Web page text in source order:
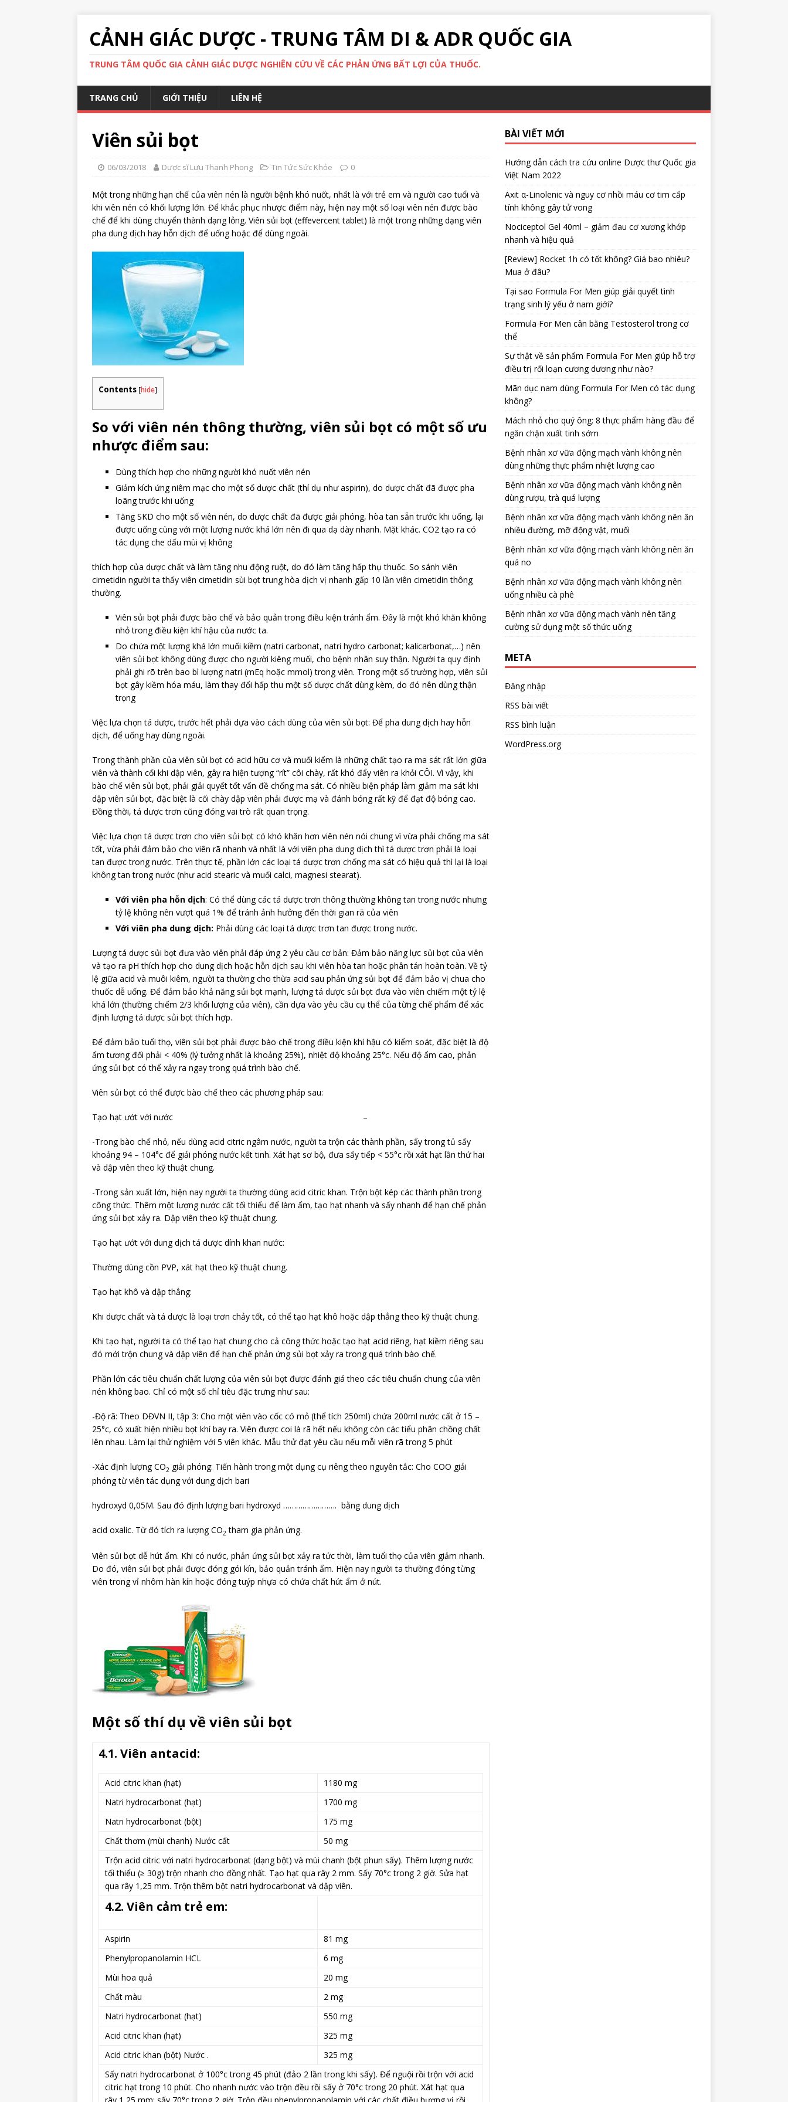
CẢNH GIÁC DƯỢC - TRUNG TÂM DI & ADR QUỐC GIA
TRUNG TÂM QUỐC GIA CẢNH GIÁC DƯỢC NGHIÊN CỨU VỀ CÁC PHẢN ỨNG BẤT LỢI CỦA THUỐC.
TRANG CHỦ GIỚI THIỆU LIÊN HỆ
Viên sủi bọt
06/03/2018 Dược sĩ Lưu Thanh Phong Tin Tức Sức Khỏe 0
Một trong những hạn chế của viên nén là người bệnh khó nuốt, nhất là với trẻ em và người cao tuổi và
khi viên nén có khối lượng lớn. Để khắc phục nhược điểm này, hiện nay một số loại viên nén được bào
chế để khi dùng chuyển thành dạng lỏng. Viên sủi bọt (effevercent tablet) là một trong những dạng viên
pha dung dịch hay hỗn dịch để uống hoặc để dùng ngoài.
Contents [hide]
So với viên nén thông thường, viên sủi bọt có một số ưu
nhược điểm sau:
Dùng thích hợp cho những người khó nuốt viên nén
Giảm kích ứng niêm mạc cho một số dược chất (thí dụ như aspirin), do dược chất đã được pha
loãng trước khi uống
Tăng SKD cho một số viên nén, do dược chất đã được giải phóng, hòa tan sẵn trước khi uống, lại
được uống cùng với một lượng nước khá lớn nên đi qua dạ dày nhanh. Mặt khác. CO2 tạo ra có
tác dụng che dấu mùi vị không
thích hợp của dược chất và làm tăng nhu động ruột, do đó làm tăng hấp thụ thuốc. So sánh viên
cimetidin người ta thấy viên cimetidin sùi bọt trung hòa dịch vị nhanh gấp 10 lần viên cimetidin thông
thường.
Viên sủi bọt phải được bào chế và bảo quản trong điều kiện tránh ẩm. Đây là một khó khăn không
nhỏ trong điều kiện khí hậu của nước ta.
Do chứa một lượng khá lớn muối kiềm (natri carbonat, natri hydro carbonat; kalicarbonat,…) nên
viên sủi bọt không dùng được cho người kiêng muối, cho bệnh nhân suy thận. Người ta quy định
phải ghi rõ trên bao bì lượng natri (mEq hoặc mmol) trong viên. Trong một số trường hợp, viên sủi
bọt gây kiềm hóa máu, làm thay đổi hấp thu một số dược chất dùng kèm, do đó nên dùng thận
trọng
Việc lựa chọn tá dược, trước hết phải dựa vào cách dùng của viên sủi bọt: Để pha dung dịch hay hỗn
dịch, để uống hay dùng ngoài.
Trong thành phần của viên sủi bọt có acid hữu cơ và muối kiểm là những chất tạo ra ma sát rất lớn giữa
viên và thành cối khi dập viên, gây ra hiện tượng “rít” côi chày, rất khó đẩy viên ra khỏi CÔI. Vì vậy, khi
bào chế viên sủi bọt, phải giải quyết tốt vấn đề chống ma sát. Có nhiều biện pháp làm giảm ma sát khi
dập viên sủi bọt, đặc biệt là cối chày dập viên phải được mạ và đánh bóng rất kỹ để đạt độ bóng cao.
Đồng thời, tá dược trơn cũng đóng vai trò rất quan trọng.
Việc lựa chọn tá dược trơn cho viên sủi bọt có khó khăn hơn viên nén nói chung vì vừa phải chống ma sát
tốt, vừa phải đảm bảo cho viên rã nhanh và nhất là với viên pha dung dịch thì tá dược trơn phải là loại
tan được trong nước. Trên thực tế, phần lớn các loại tá dược trơn chống ma sát có hiệu quả thì lại là loại
không tan trong nước (như acid stearic và muối calci, magnesi stearat).
Với viên pha hỗn dịch: Có thể dùng các tá dược trơn thông thường không tan trong nước nhưng
tỷ lệ không nên vượt quá 1% để tránh ảnh hưởng đến thời gian rã của viên
Với viên pha dung dịch: Phải dùng các loại tá dược trơn tan được trong nước.
Lượng tá dược sủi bọt đưa vào viên phải đáp ứng 2 yêu cầu cơ bản: Đảm bảo năng lực sủi bọt của viên
và tạo ra pH thích hợp cho dung dịch hoặc hỗn dịch sau khi viên hòa tan hoặc phân tán hoàn toàn. Về tỷ
lệ giữa acid và muôi kiêm, người ta thường cho thừa acid sau phản ứng sủi bọt để đảm bảo vị chua cho
thuốc dễ uống. Để đảm bảo khả năng sủi bọt mạnh, lượng tá dược sủi bọt đưa vào viên chiếm một tỷ lệ
khá lớn (thường chiếm 2/3 khối lượng của viên), cần dựa vào yêu cầu cụ thể của từng chế phẩm để xác
định lượng tá dược sủi bọt thích hợp.
Để đảm bảo tuổi thọ, viên sủi bọt phải được bào chế trong điều kiện khí hậu có kiểm soát, đặc biệt là độ
ẩm tương đối phải < 40% (lý tưởng nhất là khoảng 25%), nhiệt độ khoảng 25°c. Nếu độ ẩm cao, phản
ứng sủi bọt có thể xảy ra ngay trong quá trình bào chế.
Viên sủi bọt có thể được bào chế theo các phương pháp sau:
Tạo hạt ướt với nước –
-Trong bào chế nhỏ, nếu dùng acid citric ngâm nước, người ta trộn các thành phần, sấy trong tủ sấy
khoảng 94 – 104°c để giải phóng nước kết tinh. Xát hạt sơ bộ, đưa sấy tiếp < 55°c rồi xát hạt lần thứ hai
và dập viên theo kỹ thuật chung.
-Trong sản xuất lớn, hiện nay người ta thường dùng acid citric khan. Trộn bột kép các thành phần trong
công thức. Thêm một lượng nước cất tối thiểu để làm ẩm, tạo hạt nhanh và sấy nhanh để hạn chế phản
ứng sủi bọt xảy ra. Dập viên theo kỹ thuật chung.
Tạo hạt ướt với dung dịch tá dược dính khan nước:
Thường dùng cồn PVP, xát hạt theo kỹ thuật chung.
Tạo hạt khô và dập thẳng:
Khi dược chất và tá dược là loại trơn chảy tốt, có thể tạo hạt khô hoặc dập thẳng theo kỹ thuật chung.
Khi tạo hạt, người ta có thể tạo hạt chung cho cả công thức hoặc tạo hạt acid riêng, hạt kiềm riêng sau
đó mới trộn chung và dập viên để hạn chế phản ứng sủi bọt xảy ra trong quá trình bào chế.
Phần lớn các tiêu chuẩn chất lượng của viên sủi bọt được đánh giá theo các tiêu chuẩn chung của viên
nén không bao. Chỉ có một số chỉ tiêu đặc trưng như sau:
-Độ rã: Theo DĐVN II, tập 3: Cho một viên vào cốc có mỏ (thể tích 250ml) chứa 200ml nước cất ở 15 –
25°c, có xuất hiện nhiều bọt khí bay ra. Viên được coi là rã hết nếu không còn các tiểu phân chồng chất
lên nhau. Làm lại thử nghiệm với 5 viên khác. Mẫu thử đạt yêu cầu nếu mỗi viên rã trong 5 phút
-Xác định lượng CO2 giải phóng: Tiến hành trong một dụng cụ riêng theo nguyên tắc: Cho COO giải
phóng từ viên tác dụng với dung dịch bari
hydroxyd 0,05M. Sau đó định lượng bari hydroxyd ……………………. bằng dung dịch
acid oxalic. Từ đó tích ra lượng CO2 tham gia phản ứng.
Viên sủi bọt dễ hút ẩm. Khi có nước, phản ứng sủi bọt xảy ra tức thời, làm tuổi thọ của viên giảm nhanh.
Do đó, viên sủi bọt phải được đóng gói kín, bảo quản tránh ẩm. Hiện nay người ta thường đóng từng
viên trong vỉ nhôm hàn kín hoặc đóng tuýp nhựa có chứa chất hút ẩm ở nút.
Một số thí dụ về viên sủi bọt
4.1. Viên antacid:
Acid citric khan (hạt)
1180 mg
Natri hydrocarbonat (hạt)
1700 mg
Natri hydrocarbonat (bột)
175 mg
Chất thơm (mùi chanh) Nước cất
50 mg
Trộn acid citric với natri hydrocarbonat (dạng bột) và mùi chanh (bột phun sấy). Thêm lượng nước
tối thiểu (≥ 30g) trộn nhanh cho đồng nhất. Tạo hạt qua rây 2 mm. Sấy 70°c trong 2 giờ. Sửa hạt
qua rây 1,25 mm. Trộn thêm bột natri hydrocarbonat và dập viên.
4.2. Viên cảm trẻ em:
Aspirin
81 mg
Phenylpropanolamin HCL
6 mg
Mùi hoa quả
20 mg
Chất màu
2 mg
Natri hydrocarbonat (hạt)
550 mg
Acid citric khan (hạt)
325 mg
Acid citric khan (bột) Nước .
325 mg
Sấy natri hydrocarbonat ở 100°c trong 45 phút (đảo 2 lần trong khi sấy). Để nguội rồi trộn với acid
citric hạt trong 10 phút. Cho nhanh nước vào trộn đều rồi sấy ở 70°c trong 20 phút. Xát hạt qua
BÀI VIẾT MỚI
Hướng dẫn cách tra cứu online Dược thư Quốc gia
Việt Nam 2022
Axit α-Linolenic và nguy cơ nhồi máu cơ tim cấp
tính không gây tử vong
Nociceptol Gel 40ml – giảm đau cơ xương khớp
nhanh và hiệu quả
[Review] Rocket 1h có tốt không? Giá bao nhiêu?
Mua ở đâu?
Tại sao Formula For Men giúp giải quyết tình
trạng sinh lý yếu ở nam giới?
Formula For Men cân bằng Testosterol trong cơ
thể
Sự thật về sản phẩm Formula For Men giúp hỗ trợ
điều trị rối loạn cương dương như nào?
Mãn dục nam dùng Formula For Men có tác dụng
không?
Mách nhỏ cho quý ông: 8 thực phẩm hàng đầu để
ngăn chặn xuất tinh sớm
Bệnh nhân xơ vữa động mạch vành không nên
dùng những thực phẩm nhiệt lượng cao
Bệnh nhân xơ vữa động mạch vành không nên
dùng rượu, trà quá lượng
Bệnh nhân xơ vữa động mạch vành không nên ăn
nhiều đường, mỡ động vật, muối
Bệnh nhân xơ vữa động mạch vành không nên ăn
quá no
Bệnh nhân xơ vữa động mạch vành không nên
uống nhiều cà phê
Bệnh nhân xơ vữa động mạch vành nên tăng
cường sử dụng một số thức uống
META
Đăng nhập
RSS bài viết
RSS bình luận
WordPress.org